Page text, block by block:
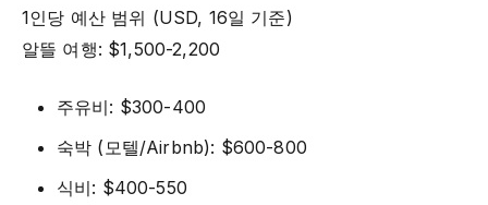
1인당 예산 범위 (USD, 16일 기준)
알뜰 여행: $1,500-2,200
주유비: $300-400
숙박 (모텔/Airbnb): $600-800
식비: $400-550